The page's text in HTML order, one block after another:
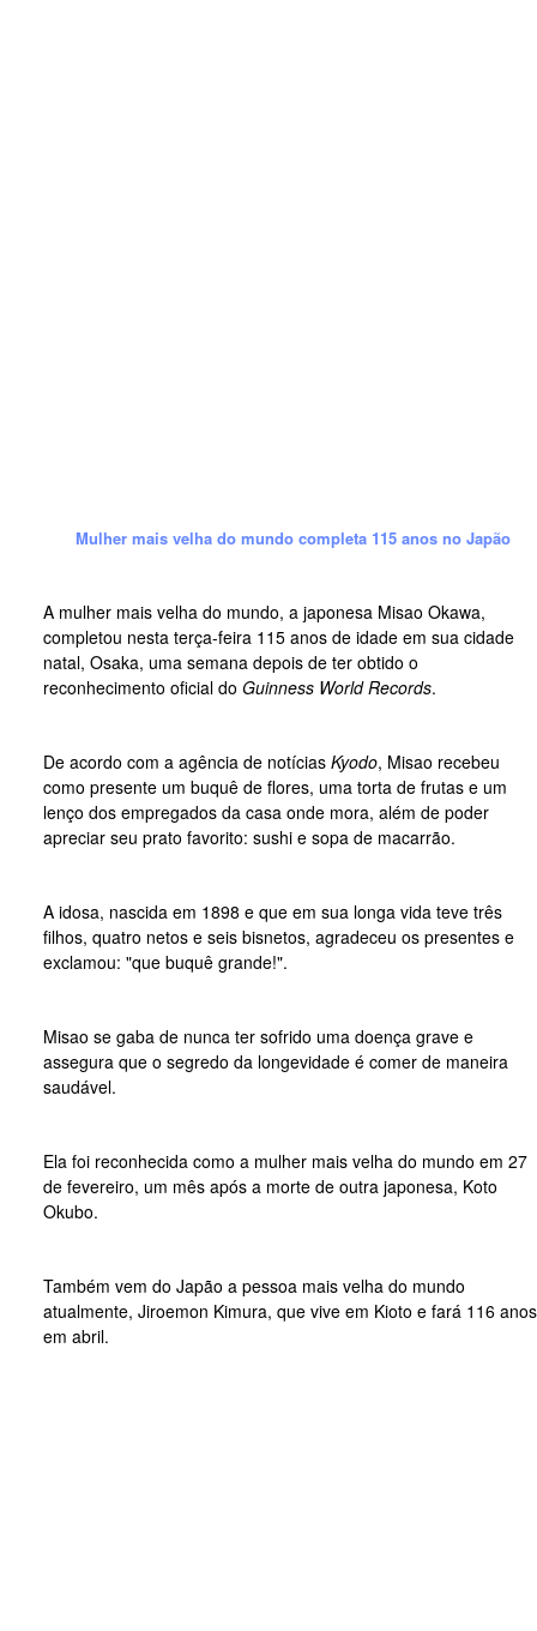
Mulher mais velha do mundo completa 115 anos no Japão
A mulher mais velha do mundo, a japonesa Misao Okawa,
completou nesta terça-feira 115 anos de idade em sua cidade
natal, Osaka, uma semana depois de ter obtido o
reconhecimento oficial do Guinness World Records.
De acordo com a agência de notícias Kyodo, Misao recebeu
como presente um buquê de flores, uma torta de frutas e um
lenço dos empregados da casa onde mora, além de poder
apreciar seu prato favorito: sushi e sopa de macarrão.
A idosa, nascida em 1898 e que em sua longa vida teve três
filhos, quatro netos e seis bisnetos, agradeceu os presentes e
exclamou: "que buquê grande!".
Misao se gaba de nunca ter sofrido uma doença grave e
assegura que o segredo da longevidade é comer de maneira
saudável.
Ela foi reconhecida como a mulher mais velha do mundo em 27
de fevereiro, um mês após a morte de outra japonesa, Koto
Okubo.
Também vem do Japão a pessoa mais velha do mundo
atualmente, Jiroemon Kimura, que vive em Kioto e fará 116 anos
em abril.